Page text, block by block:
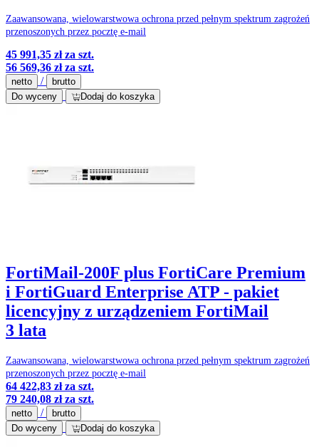
Zaawansowana, wielowarstwowa ochrona przed pełnym spektrum zagrożeń
przenoszonych przez pocztę e-mail
45 991,35 złza szt.
56 569,36 złza szt.
netto /
brutto
Do wyceny
Dodaj do koszyka
FortiMail-200F plus FortiCare Premium
i FortiGuard Enterprise ATP - pakiet
licencyjny z urządzeniem FortiMail
3 lata
Zaawansowana, wielowarstwowa ochrona przed pełnym spektrum zagrożeń
przenoszonych przez pocztę e-mail
64 422,83 złza szt.
79 240,08 złza szt.
netto /
brutto
Do wyceny
Dodaj do koszyka